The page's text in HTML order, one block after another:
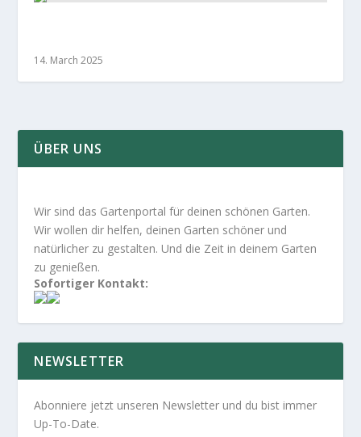
14. March 2025
ÜBER UNS
Wir sind das Gartenportal für deinen schönen Garten.
Wir wollen dir helfen, deinen Garten schöner und
natürlicher zu gestalten. Und die Zeit in deinem Garten
zu genießen.
Sofortiger Kontakt:
NEWSLETTER
Abonniere jetzt unseren Newsletter und du bist immer
Up-To-Date.